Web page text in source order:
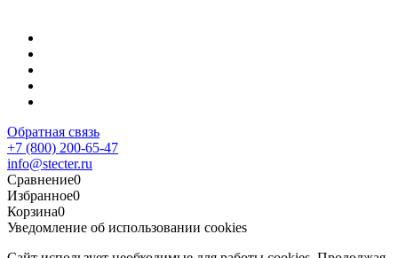
Обратная связь
+7 (800) 200-65-47
info@stecter.ru
Сравнение0
Избранное0
Корзина0
Уведомление об использовании cookies